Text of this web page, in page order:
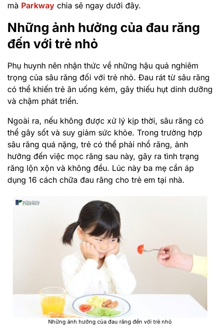
mà Parkway chia sẽ ngay dưới đây.
Những ảnh hưởng của đau răng
đến với trẻ nhỏ
Phụ huynh nên nhận thức về những hậu quả nghiêm
trọng của sâu răng đối với trẻ nhỏ. Đau rát từ sâu răng
có thể khiến trẻ ăn uống kém, gây thiếu hụt dinh dưỡng
và chậm phát triển.
Ngoài ra, nếu không được xử lý kịp thời, sâu răng có
thể gây sốt và suy giảm sức khỏe. Trong trường hợp
sâu răng quá nặng, trẻ có thể phải nhổ răng, ảnh
hưởng đến việc mọc răng sau này, gây ra tình trạng
răng lộn xộn và không đều. Lúc này ba mẹ cần áp
dụng 16 cách chữa đau răng cho trẻ em tại nhà.
Những ảnh hưởng của đau răng đến với trẻ nhỏ